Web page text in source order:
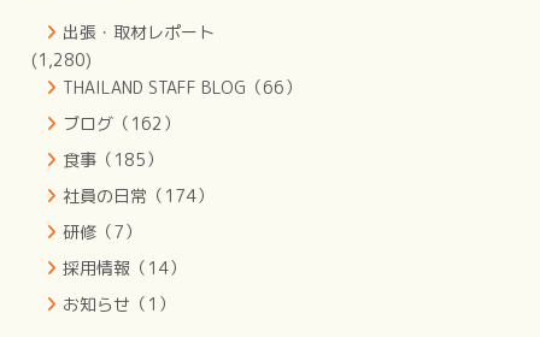
出張・取材レポート
(1,280)
THAILAND STAFF BLOG（66）
ブログ（162）
食事（185）
社員の日常（174）
研修（7）
採用情報（14）
お知らせ（1）